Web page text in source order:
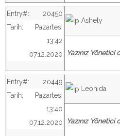
Entry#:
20450
Tarih:
Pazartesi
13:42
07.12.2020
Ashely
Yazınız
Entry#:
20449
Tarih:
Pazartesi
13:40
07.12.2020
Leonida
Yazınız